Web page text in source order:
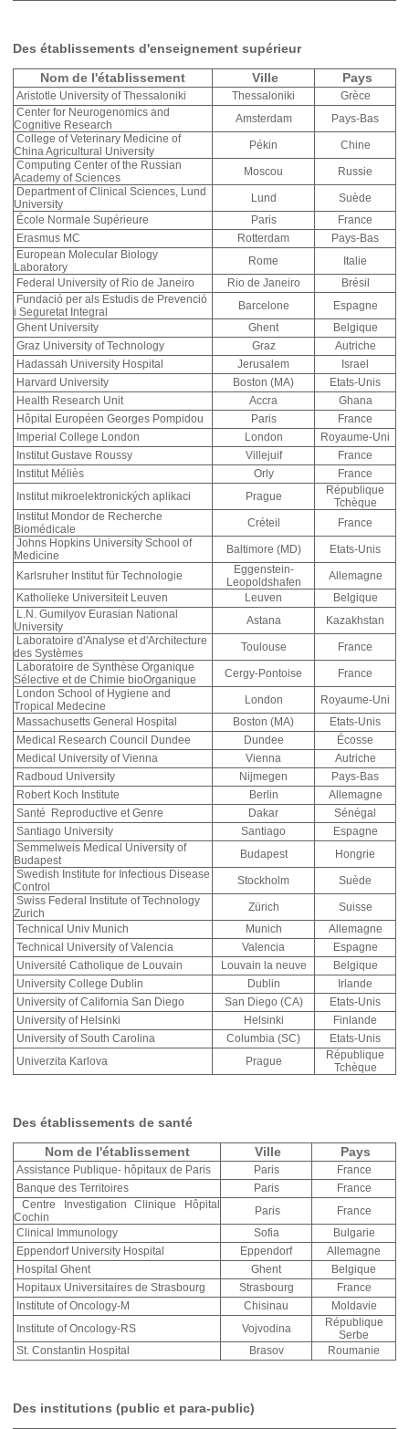
Des établissements d'enseignement supérieur
Nom de l'établissement
Ville Pays
Aristotle University of Thessaloniki Thessaloniki
Grèce
Center for Neurogenomics and
Cognitive Research
Amsterdam
Pays-Bas
College of Veterinary Medicine of
China Agricultural University
Pékin
Chine
Computing Center of the Russian
Academy of Sciences
Moscou
Russie
Department of Clinical Sciences, Lund
University
Lund
Suède
École Normale Supérieure
Paris
France
Erasmus MC
Rotterdam
Pays-Bas
European Molecular Biology
Laboratory
Rome
Italie
Federal University of Rio de Janeiro
Rio de Janeiro
Brésil
Fundació per als Estudis de Prevenció
i Seguretat Integral
Barcelone
Espagne
Ghent University
Ghent
Belgique
Graz University of Technology
Graz
Autriche
Hadassah University Hospital
Jerusalem
Israel
Harvard University
Boston (MA)
Etats-Unis
Health Research Unit
Accra
Ghana
Hôpital Européen Georges Pompidou
Paris
France
Imperial College London
London
Royaume-Uni
Institut Gustave Roussy
Villejuif
France
Institut Méliès
Orly
France
Institut mikroelektronických aplikaci
Prague
République
Tchèque
Institut Mondor de Recherche
Biomédicale
Créteil
France
Johns Hopkins University School of
Medicine
Baltimore (MD) Etats-Unis
Karlsruher Institut für Technologie
Eggenstein-
Leopoldshafen
Allemagne
Katholieke Universiteit Leuven
Leuven
Belgique
L.N. Gumilyov Eurasian National
University
Astana
Kazakhstan
Laboratoire d'Analyse et d'Architecture
des Systèmes
Toulouse
France
Laboratoire de Synthèse Organique
Sélective et de Chimie bioOrganique
Cergy-Pontoise
France
London School of Hygiene and
Tropical Medecine
London
Royaume-Uni
Massachusetts General Hospital
Boston (MA)
Etats-Unis
Medical Research Council Dundee
Dundee
Écosse
Medical University of Vienna
Vienna
Autriche
Radboud University
Nijmegen
Pays-Bas
Robert Koch Institute
Berlin
Allemagne
Santé Reproductive et Genre
Dakar
Sénégal
Santiago University
Santiago
Espagne
Semmelweis Medical University of
Budapest
Budapest
Hongrie
Swedish Institute for Infectious Disease
Control
Stockholm
Suède
Swiss Federal Institute of Technology
Zurich
Zürich
Suisse
Technical Univ Munich
Munich
Allemagne
Technical University of Valencia
Valencia
Espagne
Université Catholique de Louvain
Louvain la neuve
Belgique
University College Dublin
Dublin
Irlande
University of California San Diego
San Diego (CA)
Etats-Unis
University of Helsinki
Helsinki
Finlande
University of South Carolina
Columbia (SC)
Etats-Unis
Univerzita Karlova
Prague
République
Tchèque
Des établissements de santé
Nom de l'établissement
Ville Pays
Assistance Publique- hôpitaux de Paris Paris
France
Banque des Territoires
Paris
France
Centre Investigation Clinique Hôpital
Cochin
Paris
France
Clinical Immunology
Sofia
Bulgarie
Eppendorf University Hospital
Eppendorf
Allemagne
Hospital Ghent
Ghent
Belgique
Hopitaux Universitaires de Strasbourg
Strasbourg
France
Institute of Oncology-M
Chisinau
Moldavie
Institute of Oncology-RS
Vojvodina
République
Serbe
St. Constantin Hospital
Brasov Roumanie
Des institutions (public et para-public)